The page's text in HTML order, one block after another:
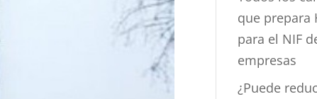
que prepara
para el NIF
empresas
¿Puede